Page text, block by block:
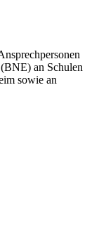
an Schulen
sowie an